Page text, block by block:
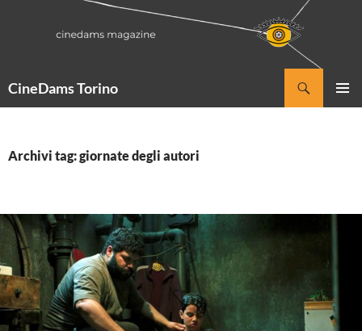
CineDams Torino
Archivi tag: giornate degli autori